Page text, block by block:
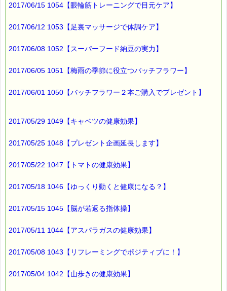
2017/06/15 1054【眼輪筋トレーニングで目元ケア】
2017/06/12 1053【足裏マッサージで体調ケア】
2017/06/08 1052【スーパーフード納豆の実力】
2017/06/05 1051【梅雨の季節に役立つバッチフラワー】
2017/06/01 1050【バッチフラワー２本ご購入でプレゼント】
2017/05/29 1049【キャベツの健康効果】
2017/05/25 1048【プレゼント企画延長します】
2017/05/22 1047【トマトの健康効果】
2017/05/18 1046【ゆっくり動くと健康になる？】
2017/05/15 1045【脳が若返る指体操】
2017/05/11 1044【アスパラガスの健康効果】
2017/05/08 1043【リフレーミングでポジティブに！】
2017/05/04 1042【山歩きの健康効果】